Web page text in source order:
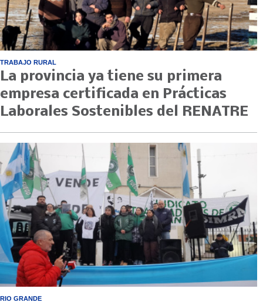
TRABAJO RURAL
La provincia ya tiene su primera
empresa certificada en Prácticas
Laborales Sostenibles del RENATRE
RIO GRANDE